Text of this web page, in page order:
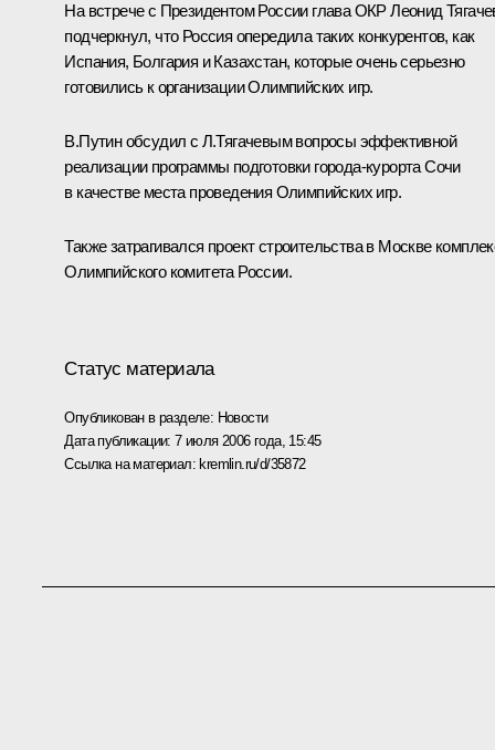
На встрече с Президентом России глава ОКР Леонид
подчеркнул, что Россия опередила таких конкурентов, как
Испания, Болгария и Казахстан, которые очень серьезно
готовились к организации Олимпийских игр.
В.Путин обсудил с Л.Тягачевым вопросы эффективной
реализации программы подготовки города-курорта Сочи
в качестве места проведения Олимпийских игр.
Также затрагивался проект строительства в Москве
Олимпийского комитета России.
Статус материала
Опубликован в разделе: Новости
Дата публикации:7 июля 2006 года, 15:45
Ссылка на материал:kremlin.ru/d/35872